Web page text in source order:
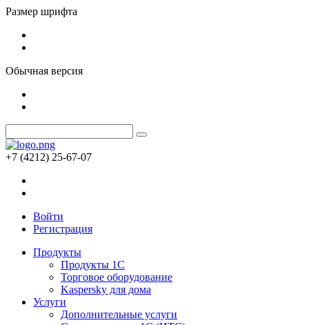
Размер шрифта
Обычная версия
+7 (4212) 25-67-07
Войти
Регистрация
Продукты
Продукты 1С
Торговое оборудование
Kaspersky для дома
Услуги
Дополнительные услуги